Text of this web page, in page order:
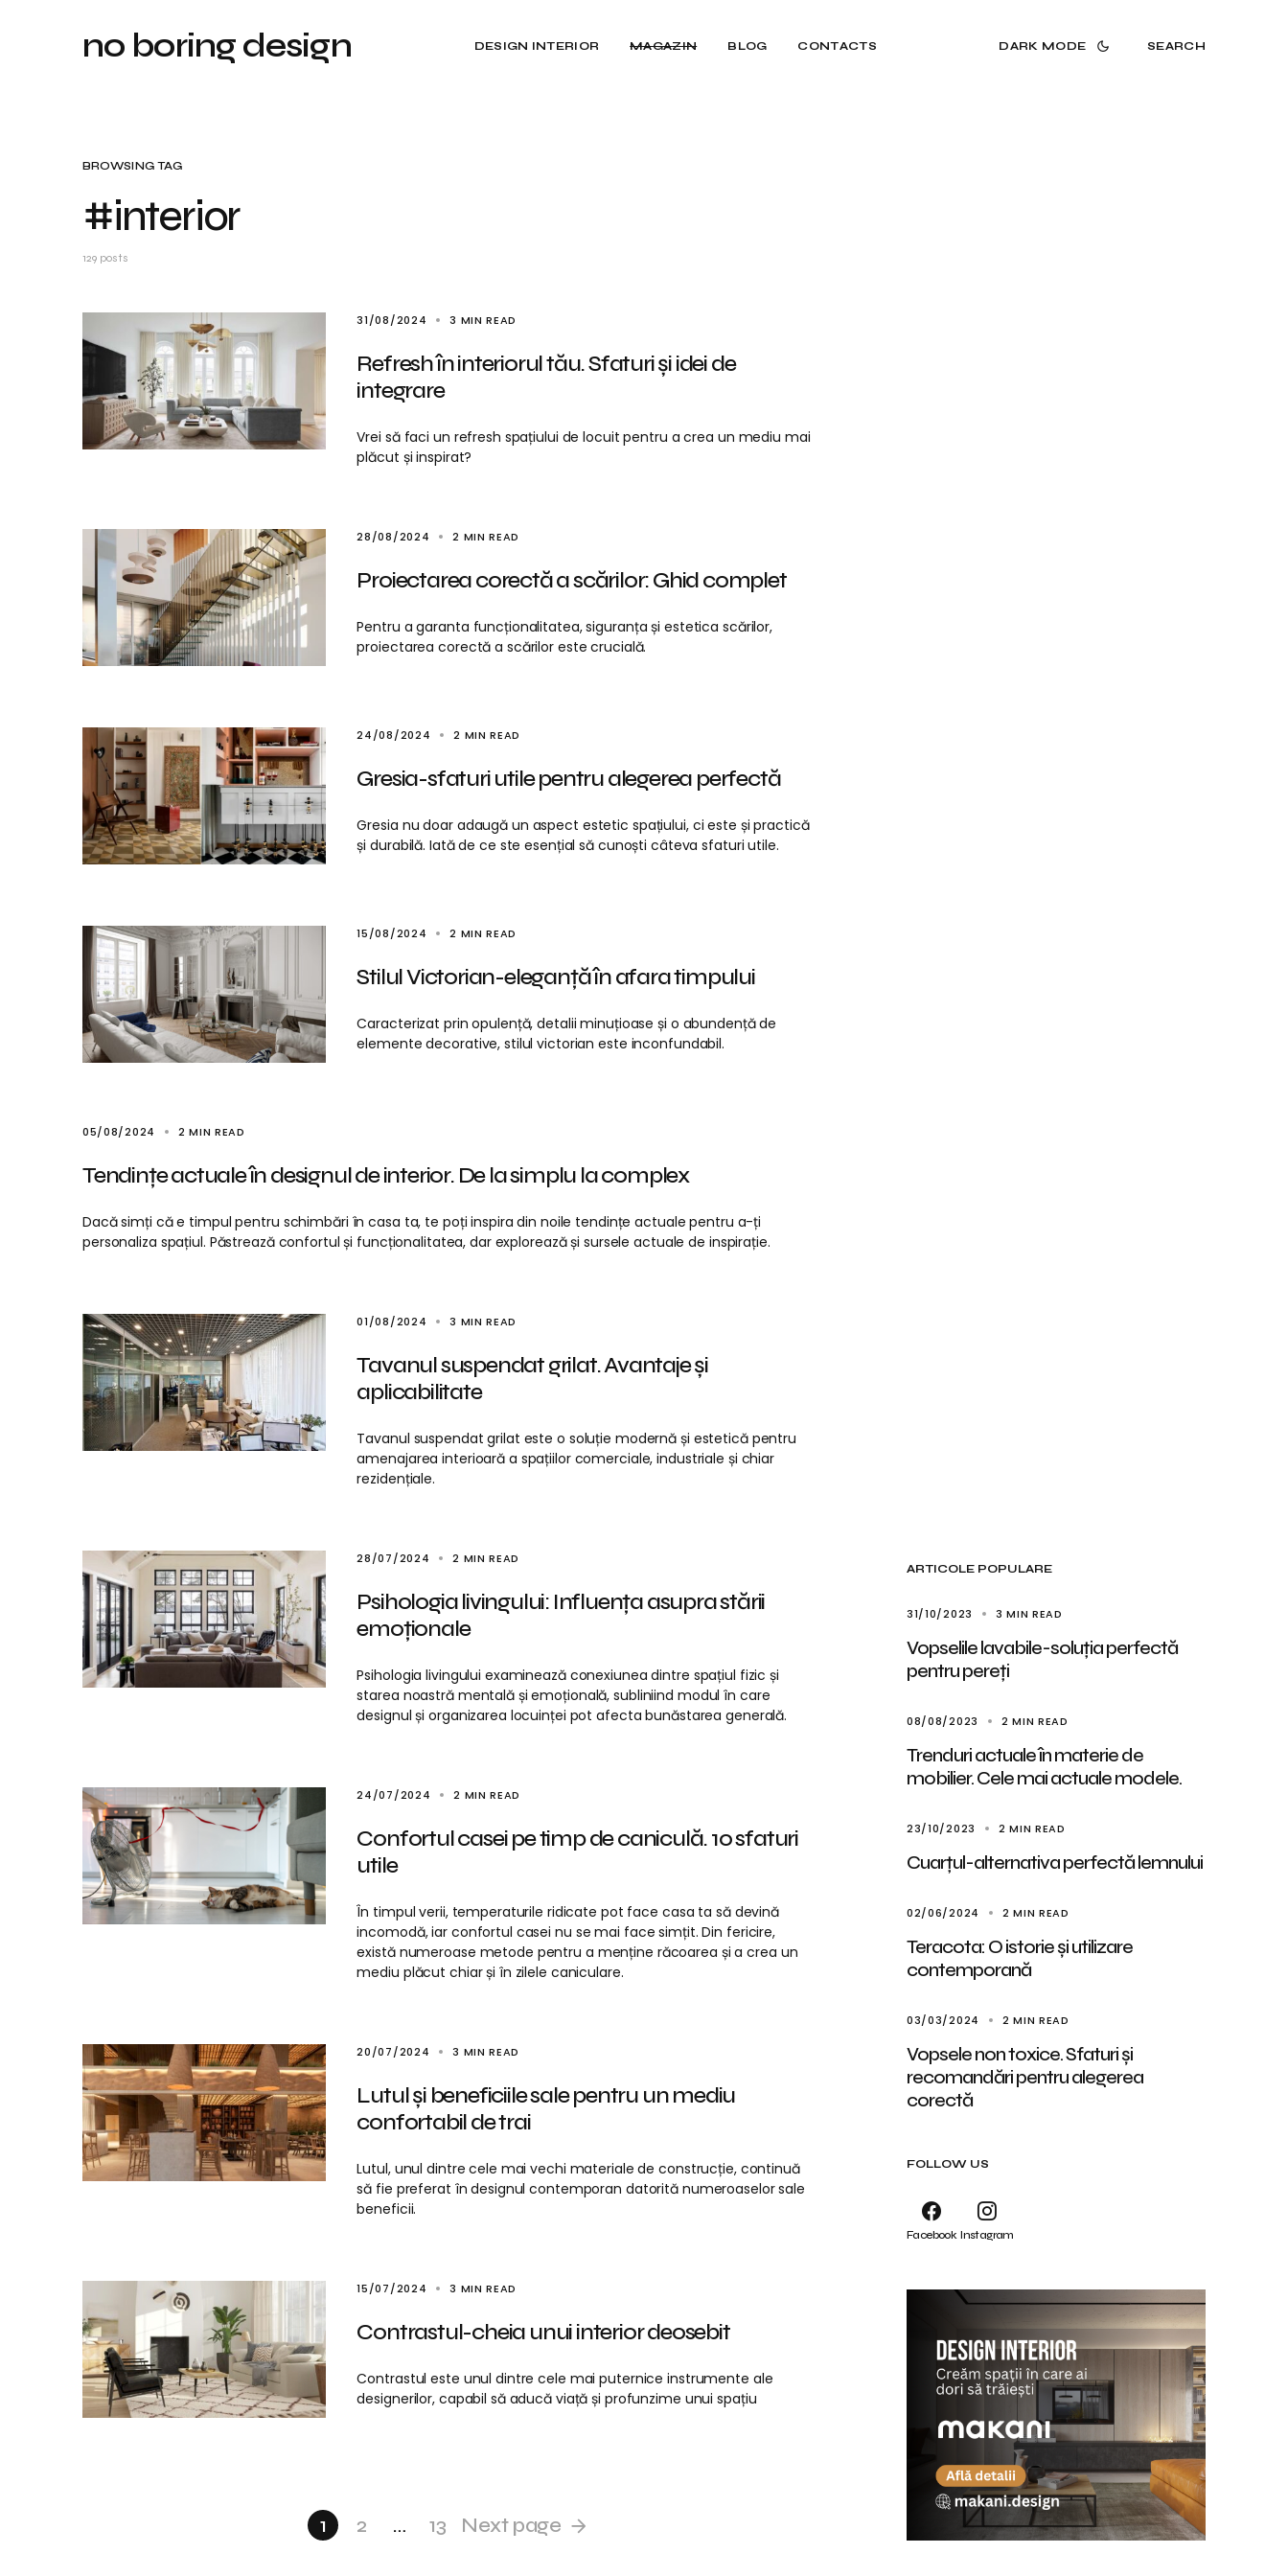
no boring design DESIGN INTERIOR MAGAZIN BLOG CONTACTS DARK MODE SEARCH
BROWSING TAG
#interior
129 posts
31/08/2024 3 MIN READ
Refresh în interiorul tău. Sfaturi și idei de
integrare
Vrei să faci un refresh spațiului de locuit pentru a crea un mediu mai
plăcut și inspirat?
28/08/2024 2 MIN READ
Proiectarea corectă a scărilor: Ghid complet
Pentru a garanta funcționalitatea, siguranța și estetica scărilor,
proiectarea corectă a scărilor este crucială.
24/08/2024 2 MIN READ
Gresia-sfaturi utile pentru alegerea perfectă
Gresia nu doar adaugă un aspect estetic spațiului, ci este și practică
și durabilă. Iată de ce ste esențial să cunoști câteva sfaturi utile.
15/08/2024 2 MIN READ
Stilul Victorian-eleganță în afara timpului
Caracterizat prin opulență, detalii minuțioase și o abundență de
elemente decorative, stilul victorian este inconfundabil.
05/08/2024 2 MIN READ
Tendințe actuale în designul de interior. De la simplu la complex
Dacă simți că e timpul pentru schimbări în casa ta, te poți inspira din noile tendințe actuale pentru a-ți
personaliza spațiul. Păstrează confortul și funcționalitatea, dar explorează și sursele actuale de inspirație.
01/08/2024 3 MIN READ
Tavanul suspendat grilat. Avantaje și
aplicabilitate
Tavanul suspendat grilat este o soluție modernă și estetică pentru
amenajarea interioară a spațiilor comerciale, industriale și chiar
rezidențiale.
28/07/2024 2 MIN READ
Psihologia livingului: Influența asupra stării
emoționale
Psihologia livingului examinează conexiunea dintre spațiul fizic și
starea noastră mentală și emoțională, subliniind modul în care
designul și organizarea locuinței pot afecta bunăstarea generală.
24/07/2024 2 MIN READ
Confortul casei pe timp de caniculă. 10 sfaturi
utile
În timpul verii, temperaturile ridicate pot face casa ta să devină
incomodă, iar confortul casei nu se mai face simțit. Din fericire,
există numeroase metode pentru a menține răcoarea și a crea un
mediu plăcut chiar și în zilele caniculare.
20/07/2024 3 MIN READ
Lutul și beneficiile sale pentru un mediu
confortabil de trai
Lutul, unul dintre cele mai vechi materiale de construcție, continuă
să fie preferat în designul contemporan datorită numeroaselor sale
beneficii.
15/07/2024 3 MIN READ
Contrastul-cheia unui interior deosebit
Contrastul este unul dintre cele mai puternice instrumente ale
designerilor, capabil să aducă viață și profunzime unui spațiu
1 2 … 13 Next page
ARTICOLE POPULARE
31/10/2023 3 MIN READ
Vopselile lavabile-soluția perfectă
pentru pereți
08/08/2023 2 MIN READ
Trenduri actuale în materie de
mobilier. Cele mai actuale modele.
23/10/2023 2 MIN READ
Cuarțul-alternativa perfectă lemnului
02/06/2024 2 MIN READ
Teracota: O istorie și utilizare
contemporană
03/03/2024 2 MIN READ
Vopsele non toxice. Sfaturi și
recomandări pentru alegerea
corectă
FOLLOW US
Facebook Instagram